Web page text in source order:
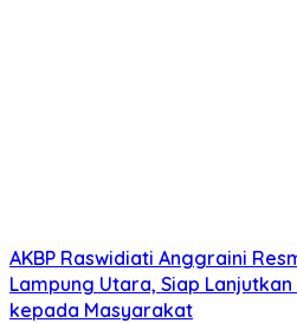
AKBP Raswidiati Anggraini
Lampung Utara, Siap
kepada Masyarakat